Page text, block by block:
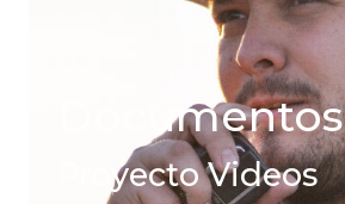
Documentos
Proyecto Videos